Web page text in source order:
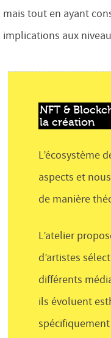
mais tout en ayant
implications aux
NFT &
la création
L’écosystème des NFT est fait de multiples
aspects et
de manière
L’atelier
d’artistes
différents
ils évoluent